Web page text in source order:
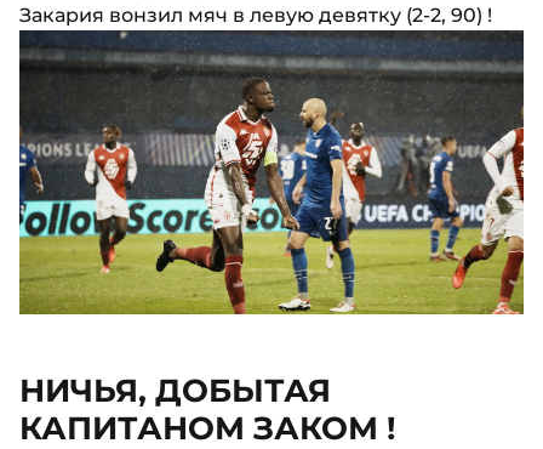
Закария вонзил мяч в левую девятку (2-2, 90) !
НИЧЬЯ, ДОБЫТАЯ
КАПИТАНОМ ЗАКОМ !